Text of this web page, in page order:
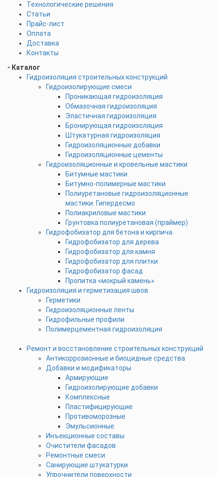
Технологические решения
Статьи
Прайс-лист
Оплата
Доставка
Контакты
- Каталог
Гидроизоляция строительных конструкций
Гидроизолирующие смеси
Проникающая гидроизоляция
Обмазочная гидроизоляция
Эластичная гидроизоляция
Бронирующая гидроизоляция
Штукатурная гидроизоляция
Гидроизоляционные добавки
Гидроизоляционные цементы
Гидроизоляционные и кровельные мастики
Битумные мастики
Битумно-полимерные мастики
Полиуретановые гидроизоляционные
мастики. Гипердесмо
Полиакриловые мастики
Грунтовка полиуретановая (праймер)
Гидрофобизатор для бетона и кирпича
Гидрофобизатор для дерева
Гидрофобизатор для камня
Гидрофобизатор для плитки
Гидрофобизатор фасад
Пропитка «мокрый камень»
Гидроизоляция и герметизация швов
Герметики
Гидроизоляционные ленты
Гидрофильные профили
Полимерцементная гидроизоляция
Ремонт и восстановление строительных конструкций
Антикоррозионные и биоцидные средства
Добавки и модификаторы
Армирующие
Гидроизолирующие добавки
Комплексные
Пластифицирующие
Противоморозные
Эмульсионные
Инъекционные составы
Очистители фасадов
Ремонтные смеси
Санирующие штукатурки
Упрочнители поверхности